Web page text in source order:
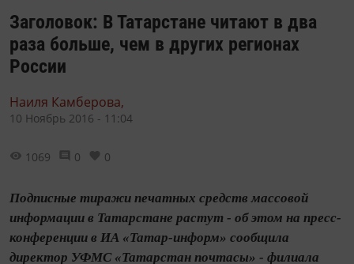
Заголовок: В Татарстане читают в два
раза больше, чем в других регионах
России
Наиля Камберова,
10 Ноябрь 2016 - 11:04
1069 0 0
Подписные тиражи печатных средств массовой
информации в Татарстане растут - об этом на пресс-
конференции в ИА «Татар-информ» сообщила
директор УФМС «Татарстан почтасы» - филиала